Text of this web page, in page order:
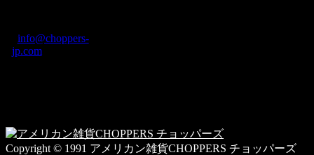
テ
ゴ
info@choppers-
jp.com
Copyright © 1991 アメリカン雑貨CHOPPERS チョッパーズ